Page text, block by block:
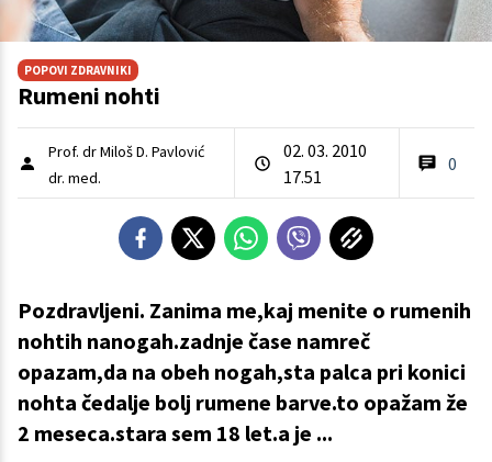
POPOVI ZDRAVNIKI
Rumeni nohti
Prof. dr Miloš D. Pavlović
dr. med.
02. 03. 2010
17.51
0
Pozdravljeni. Zanima me,kaj menite o rumenih
nohtih nanogah.zadnje čase namreč
opazam,da na obeh nogah,sta palca pri konici
nohta čedalje bolj rumene barve.to opažam že
2 meseca.stara sem 18 let.a je ...